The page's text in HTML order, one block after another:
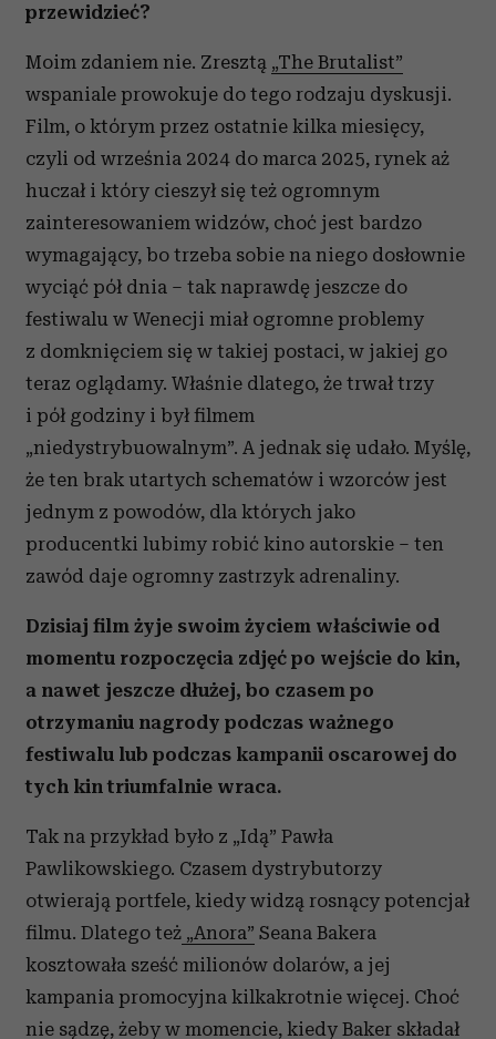
przewidzieć?
Moim zdaniem nie. Zresztą „The Brutalist”
wspaniale prowokuje do tego rodzaju dyskusji.
Film, o którym przez ostatnie kilka miesięcy,
czyli od września 2024 do marca 2025, rynek aż
huczał i który cieszył się też ogromnym
zainteresowaniem widzów, choć jest bardzo
wymagający, bo trzeba sobie na niego dosłownie
wyciąć pół dnia – tak naprawdę jeszcze do
festiwalu w Wenecji miał ogromne problemy
z domknięciem się w takiej postaci, w jakiej go
teraz oglądamy. Właśnie dlatego, że trwał trzy
i pół godziny i był filmem
„niedystrybuowalnym”. A jednak się udało. Myślę,
że ten brak utartych schematów i wzorców jest
jednym z powodów, dla których jako
producentki lubimy robić kino autorskie – ten
zawód daje ogromny zastrzyk adrenaliny.
Dzisiaj film żyje swoim życiem właściwie od
momentu rozpoczęcia zdjęć po wejście do kin,
a nawet jeszcze dłużej, bo czasem po
otrzymaniu nagrody podczas ważnego
festiwalu lub podczas kampanii oscarowej do
tych kin triumfalnie wraca.
Tak na przykład było z „Idą” Pawła
Pawlikowskiego. Czasem dystrybutorzy
otwierają portfele, kiedy widzą rosnący potencjał
filmu. Dlatego też „Anora” Seana Bakera
kosztowała sześć milionów dolarów, a jej
kampania promocyjna kilkakrotnie więcej. Choć
nie sądzę, żeby w momencie, kiedy Baker składał